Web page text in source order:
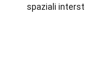
spaziali